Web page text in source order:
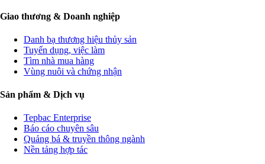
Giao thương & Doanh nghiệp
Danh bạ thương hiệu thủy sản
Tuyển dụng, việc làm
Tìm nhà mua hàng
Vùng nuôi và chứng nhận
Sản phẩm & Dịch vụ
Tepbac Enterprise
Báo cáo chuyên sâu
Quảng bá & truyền thông ngành
Nền tảng hợp tác